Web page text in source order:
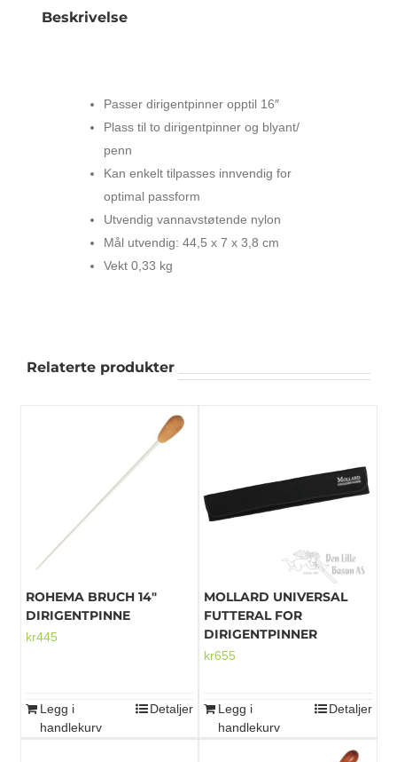
Beskrivelse
Passer dirigentpinner opptil 16″
Plass til to dirigentpinner og blyant/
penn
Kan enkelt tilpasses innvendig for
optimal passform
Utvendig vannavstøtende nylon
Mål utvendig: 44,5 x 7 x 3,8 cm
Vekt 0,33 kg
Relaterte produkter
ROHEMA BRUCH 14″
DIRIGENTPINNE
kr445
Legg i
handlekurv
Detaljer
MOLLARD UNIVERSAL
FUTTERAL FOR
DIRIGENTPINNER
kr655
Legg i
handlekurv
Detaljer